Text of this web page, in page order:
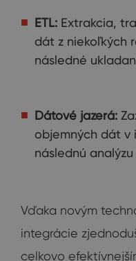
ETL: Extrakcia,
dát z niekoľkých
následné
Dátové jazerá:
objemných dát v
následnú
Vďaka novým
integrácie
celkovo